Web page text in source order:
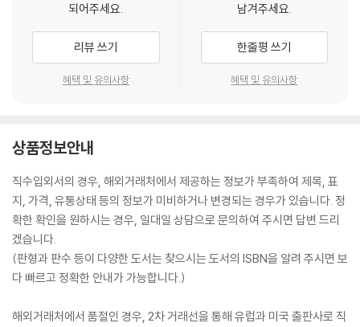
되어주세요.
리뷰 쓰기
혜택 및 유의사항
남겨주세요.
한줄평 쓰기
혜택 및 유의사항
상품정보안내
직수입외서의 경우, 해외거래처에서 제공하는 정보가 부족하여 제목, 표
지, 가격, 유통상태 등의 정보가 미비하거나 변경되는 경우가 있습니다. 정
확한 확인을 원하시는 경우, 일대일 상담으로 문의하여 주시면 답변 드리
겠습니다.
(판형과 판수 등이 다양한 도서는 찾으시는 도서의 ISBN을 알려 주시면 보
다 빠르고 정확한 안내가 가능합니다.)
해외거래처에서 품절인 경우, 2차 거래선을 통해 유럽과 미국 출판사로 직